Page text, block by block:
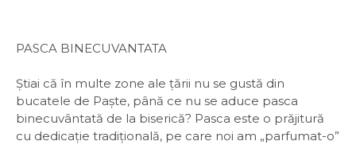
PASCA BINECUVANTATA
Știai că în multe zone ale țării nu se gustă din
bucatele de Paşte, până ce nu se aduce pasca
binecuvântată de la biserică? Pasca este o prăjitură
cu dedicaţie tradiţională, pe care noi am „parfumat-o”